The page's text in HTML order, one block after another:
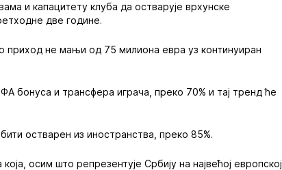
и капацитету клуба да остварује врхунске
две године.
не мањи од 75 милиона евра уз континуиран
бонуса и трансфера играча, преко 70% и тај тренд ће
остварен из иностранства, преко 85%.
осим што репрезентује Србију на највећој европској